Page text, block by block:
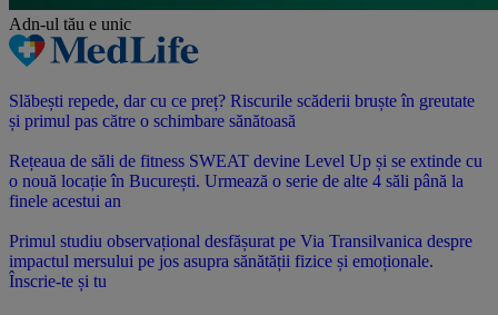
Adn-ul tău e unic
Slăbești repede, dar cu ce preț? Riscurile scăderii bruște în greutate
și primul pas către o schimbare sănătoasă
Rețeaua de săli de fitness SWEAT devine Level Up și se extinde cu
o nouă locație în București. Urmează o serie de alte 4 săli până la
finele acestui an
Primul studiu observațional desfășurat pe Via Transilvanica despre
impactul mersului pe jos asupra sănătății fizice și emoționale.
Înscrie-te și tu